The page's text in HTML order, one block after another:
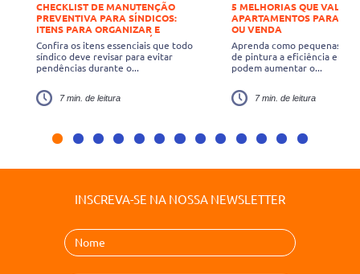
CHECKLIST DE MANUTENÇÃO
PREVENTIVA PARA SÍNDICOS:
ITENS PARA ORGANIZAR E
COLOCAR EM DIA NO INÍCIO DE
2026
Confira os itens essenciais que todo
síndico deve revisar para evitar
pendências durante o...
7 min. de leitura
5 MELHORIAS QUE
APARTAMENTOS PARA
OU VENDA
Aprenda como pequenas
de pintura a eficiência
podem aumentar o...
7 min. de leitura
INSCREVA-SE NA NOSSA NEWSLETTER